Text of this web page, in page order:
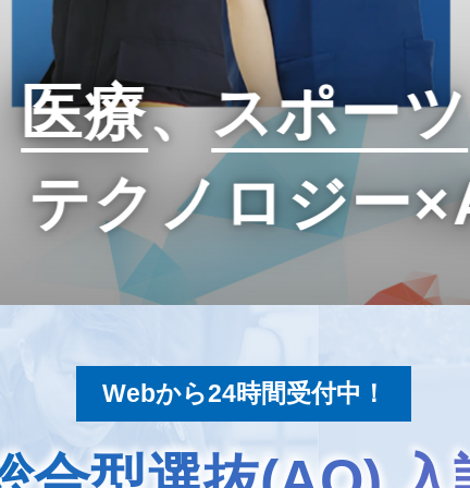
医療、スポーツ
テクノロジー
Webから24時間受付中！